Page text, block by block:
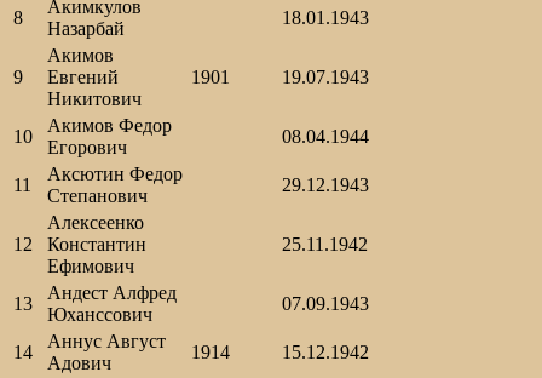
8
Акимкулов
Назарбай
18.01.1943
9
Акимов
Евгений
Никитович
1901 19.07.1943
10
Акимов Федор
Егорович
08.04.1944
11
Аксютин Федор
Степанович
29.12.1943
12
Алексеенко
Константин
Ефимович
25.11.1942
13
Андест Алфред
Юханссович
07.09.1943
14
Аннус Август
Адович
1914 15.12.1942